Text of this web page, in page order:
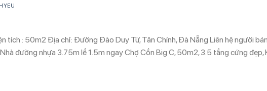
tích : 50m2 Địa chỉ: Đường Đào Duy Từ, Tân Chính, Đà Nẵng Liên hệ người
đường nhựa 3.75m lề 1.5m ngay Chợ Cồn Big C, 50m2, 3.5 tầng cứng đẹp,